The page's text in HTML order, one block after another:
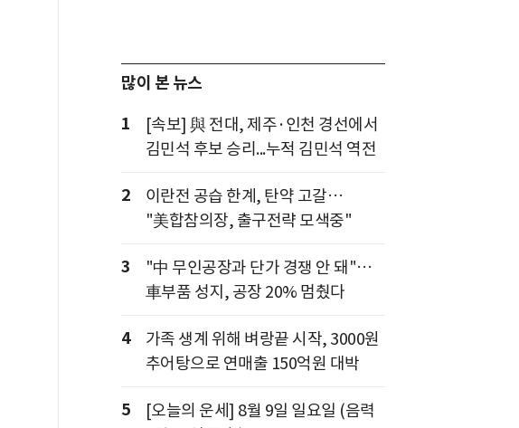
많이 본 뉴스
1
[속보] 與 전대, 제주·인천 경선에서
김민석 후보 승리...누적 김민석 역전
2
이란전 공습 한계, 탄약 고갈…
"美합참의장, 출구전략 모색중"
3
"中 무인공장과 단가 경쟁 안 돼"…
車부품 성지, 공장 20% 멈췄다
4
가족 생계 위해 벼랑끝 시작, 3000원
추어탕으로 연매출 150억원 대박
5
[오늘의 운세] 8월 9일 일요일 (음력